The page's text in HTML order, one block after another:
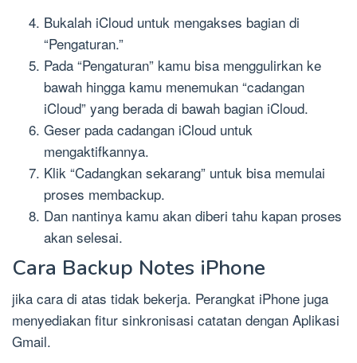
Bukalah iCloud untuk mengakses bagian di
“Pengaturan.”
Pada “Pengaturan” kamu bisa menggulirkan ke
bawah hingga kamu menemukan “cadangan
iCloud” yang berada di bawah bagian iCloud.
Geser pada cadangan iCloud untuk
mengaktifkannya.
Klik “Cadangkan sekarang” untuk bisa memulai
proses membackup.
Dan nantinya kamu akan diberi tahu kapan proses
akan selesai.
Cara Backup Notes iPhone
jika cara di atas tidak bekerja. Perangkat iPhone juga
menyediakan fitur sinkronisasi catatan dengan Aplikasi
Gmail.